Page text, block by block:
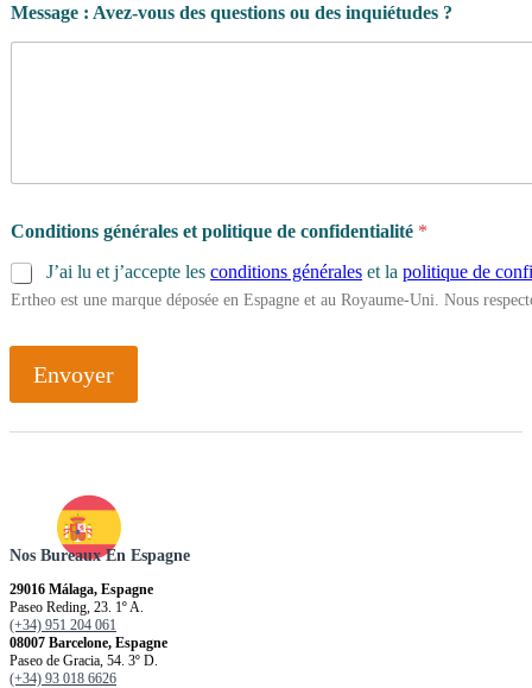
u
e
?
Message : Avez-vous des questions ou des inquiétudes ?
Conditions générales et politique de confidentialité *
J’ai lu et j’accepte les conditions générales et la politique de
Ertheo est une marque déposée en Espagne et au Royaume-Uni. Nous
Envoyer
Nos Bureaux En Espagne
29016 Málaga, Espagne
Paseo Reding, 23. 1º A.
(+34) 951 204 061
08007 Barcelone, Espagne
Paseo de Gracia, 54. 3º D.
(+34) 93 018 6626